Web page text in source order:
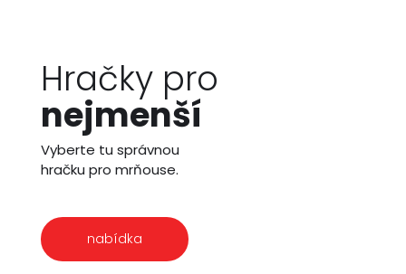
Hračky pro
nejmenší
Vyberte tu správnou
hračku pro mrňouse.
nabídka